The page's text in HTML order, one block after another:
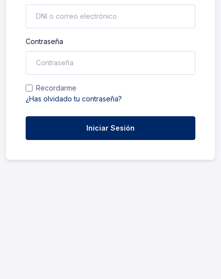
Contraseña
Recordarme
¿Has olvidado tu contraseña?
Iniciar Sesión